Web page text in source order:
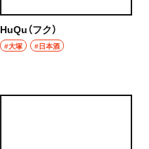
HuQu（フク）
#大塚 #日本酒